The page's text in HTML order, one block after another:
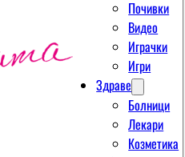
Почивки
Видео
Играчки
Игри
Здраве
Болници
Лекари
Козметика